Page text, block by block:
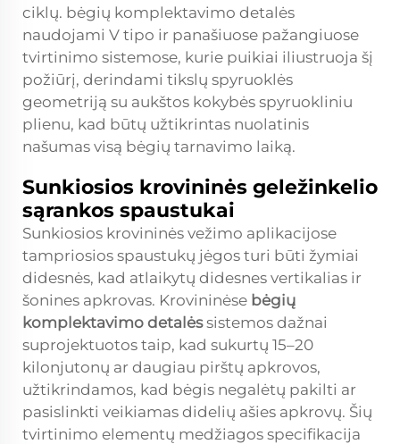
ciklų. bėgių komplektavimo detalės
naudojami V tipo ir panašiuose pažangiuose
tvirtinimo sistemose, kurie puikiai iliustruoja šį
požiūrį, derindami tikslų spyruoklės
geometriją su aukštos kokybės spyruokliniu
plienu, kad būtų užtikrintas nuolatinis
našumas visą bėgių tarnavimo laiką.
Sunkiosios krovininės geležinkelio
sąrankos spaustukai
Sunkiosios krovininės vežimo aplikacijose
tampriosios spaustukų jėgos turi būti žymiai
didesnės, kad atlaikytų didesnes vertikalias ir
šonines apkrovas. Krovininėse bėgių
komplektavimo detalėssistemos dažnai
suprojektuotos taip, kad sukurtų 15–20
kilonjutonų ar daugiau pirštų apkrovos,
užtikrindamos, kad bėgis negalėtų pakilti ar
pasislinkti veikiamas didelių ašies apkrovų. Šių
tvirtinimo elementų medžiagos specifikacija